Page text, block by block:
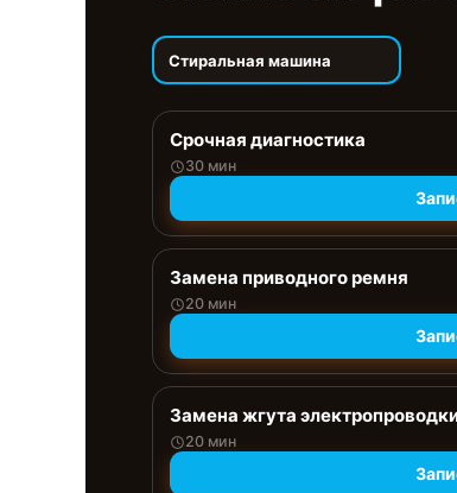
Стиральная машина
Срочная диагностика
30 мин
Замена приводного ремня
20 мин
Замена жгута
20 мин